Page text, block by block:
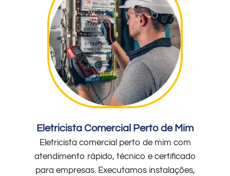
Eletricista Comercial Perto de Mim
Eletricista comercial perto de mim com
atendimento rápido, técnico e certificado
para empresas. Executamos instalações,